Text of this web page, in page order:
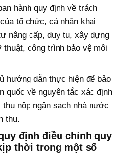
hành quy định về trách
tổ chức, cá nhân khai
nâng cấp, duy tu, xây dựng
công trình bảo vệ môi
hướng dẫn thực hiện để bảo
quốc về nguyên tắc xác định
nộp ngân sách nhà nước
thu.
định điều chỉnh quy
thời trong một số